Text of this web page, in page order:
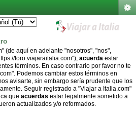
(de aquí en adelante "nosotros", "nos",
foro.viajaraitalia.com"), acuerda estar
términos. En caso contrario por favor no te
Podemos cambiar estos términos en
avisarte, sin embargo sería prudente que los
Seguir registrado a "Viajar a Italia.com"
que acuerdas estar legalmente sometido a
actualizados y/o reformados.